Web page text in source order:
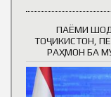
ПАЁМИ
ТОҶИКИСТОН,
РАҲМОН БА